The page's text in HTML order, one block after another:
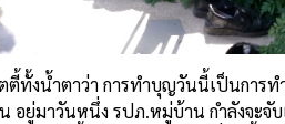
ทั้งน้ำตาว่า การทำบุญวันนี้เป็นการ
ยู่มาวันหนึ่ง รปภ.หมู่บ้าน กำลังจะ